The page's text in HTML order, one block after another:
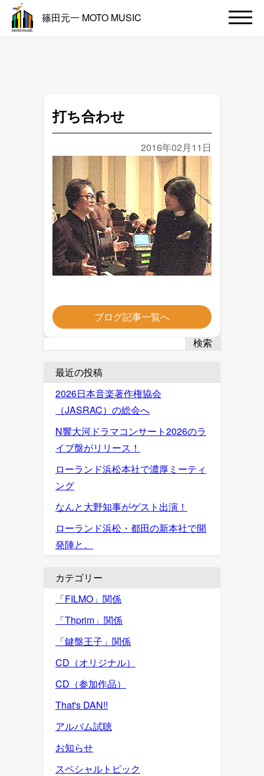
篠田元一 MOTO MUSIC
打ち合わせ
2016年02月11日
ブログ記事一覧へ
検索
最近の投稿
2026日本音楽著作権協会
（JASRAC）の総会へ
N響大河ドラマコンサート2026のラ
イブ盤がリリース！
ローランド浜松本社で濃厚ミーティ
ング
なんと大野知事がゲスト出演！
ローランド浜松・都田の新本社で開
発陣と。
カテゴリー
「FILMO」関係
「Thprim」関係
「鍵盤王子」関係
CD（オリジナル）
CD（参加作品）
That's DAN!!
アルバム試聴
お知らせ
スペシャルトピック